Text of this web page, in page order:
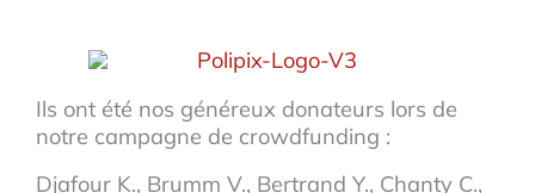
Ils ont été nos généreux donateurs lors de
notre campagne de crowdfunding :
Djafour K., Brumm V., Bertrand Y., Chanty C.,